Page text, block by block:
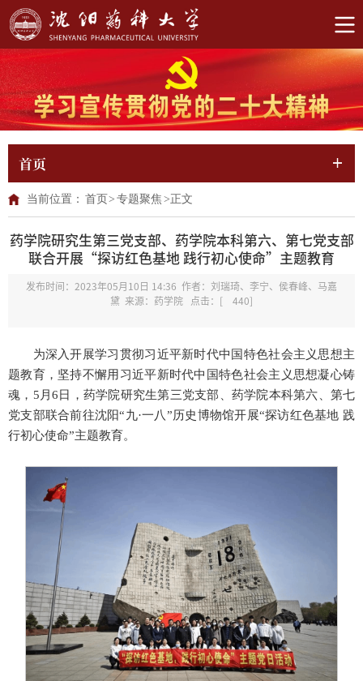
首页
当前位置： 首页 > 专题聚焦 >正文
药学院研究生第三党支部、药学院本科第六、第七党支部
联合开展“探访红色基地 践行初心使命”主题教育
发布时间：2023年05月10日 14:36 作者：刘瑞琦、李宁、侯春峰、马嘉
黛 来源：药学院 点击：[
440]
为深入开展学习贯彻习近平新时代中国特色社会主义思想主
题教育，坚持不懈用习近平新时代中国特色社会主义思想凝心铸
魂，5月6日，药学院研究生第三党支部、药学院本科第六、第七
党支部联合前往沈阳“九·一八”历史博物馆开展“探访红色基地 践
行初心使命”主题教育。